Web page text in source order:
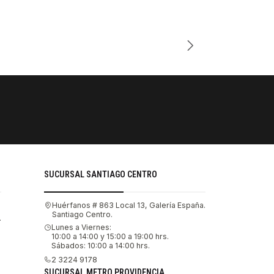
SUCURSAL SANTIAGO CENTRO
Huérfanos # 863 Local 13, Galería España.
Santiago Centro.
Lunes a Viernes:
10:00 a 14:00 y 15:00 a 19:00 hrs.
Sábados: 10:00 a 14:00 hrs.
2 3224 9178
SUCURSAL METRO PROVIDENCIA